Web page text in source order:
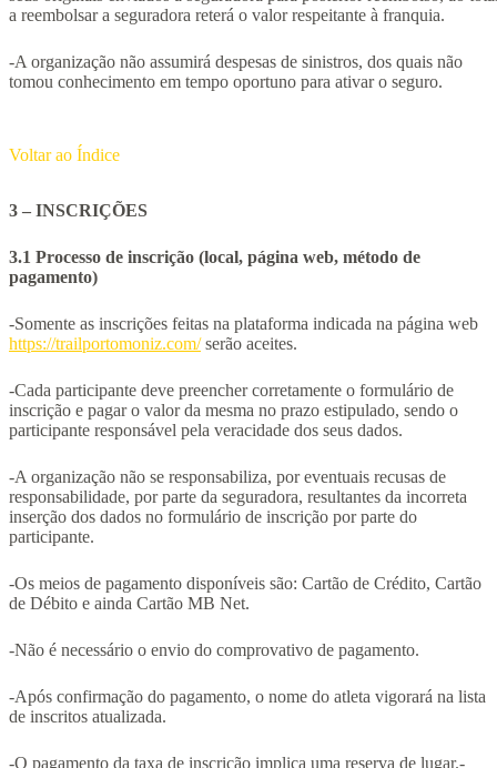
a reembolsar a seguradora reterá o valor respeitante à franquia.
-A organização não assumirá despesas de sinistros, dos quais não
tomou conhecimento em tempo oportuno para ativar o seguro.
Voltar ao Índice
3 – INSCRIÇÕES
3.1 Processo de inscrição (local, página web, método de
pagamento)
-Somente as inscrições feitas na plataforma indicada na página web
https://trailportomoniz.com/serão aceites.
-Cada participante deve preencher corretamente o formulário de
inscrição e pagar o valor da mesma no prazo estipulado, sendo o
participante responsável pela veracidade dos seus dados.
-A organização não se responsabiliza, por eventuais recusas de
responsabilidade, por parte da seguradora, resultantes da incorreta
inserção dos dados no formulário de inscrição por parte do
participante.
-Os meios de pagamento disponíveis são: Cartão de Crédito, Cartão
de Débito e ainda Cartão MB Net.
-Não é necessário o envio do comprovativo de pagamento.
-Após confirmação do pagamento, o nome do atleta vigorará na lista
de inscritos atualizada.
-O pagamento da taxa de inscrição implica uma reserva de lugar.-